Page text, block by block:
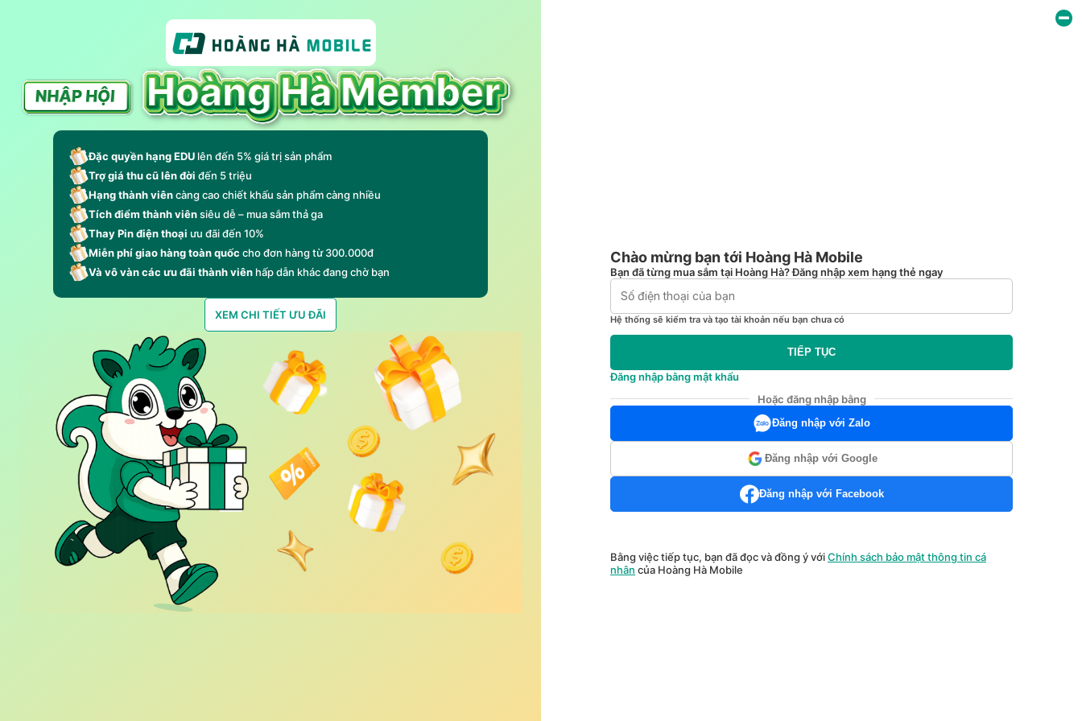
Đặc quyền hạng EDU lên đến 5% giá trị sản phẩm
Trợ giá thu cũ lên đời đến 5 triệu
Hạng thành viêncàng cao chiết khấu sản phẩm càng nhiều
Tích điểm thành viênsiêu dễ – mua sắm thả ga
Thay Pin điện thoại ưu đãi đến 10%
Miễn phí giao hàng toàn quốccho đơn hàng từ 300.000đ
Và vô vàn các ưu đãi thành viên hấp dẫn khác đang chờ bạn
XEM CHI TIẾT ƯU ĐÃI
Chào mừng bạn tới Hoàng Hà Mobile
Bạn đã từng mua sắm tại Hoàng Hà? Đăng nhập xem hạng thẻ ngay
Hệ thống sẽ kiểm tra và tạo tài khoản nếu bạn chưa có
TIẾP TỤC
Đăng nhập bằng mật khẩu
Hoặc đăng nhập bằng
Đăng nhập với Zalo
Đăng nhập với Google
Đăng nhập với Facebook
Bằng việc tiếp tục, bạn đã đọc và đồng ý vớiChính sách bảo mật thông tin cá
nhân của Hoàng Hà Mobile